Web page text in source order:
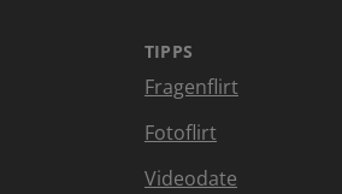
TIPPS
Fragenflirt
Fotoflirt
Videodate